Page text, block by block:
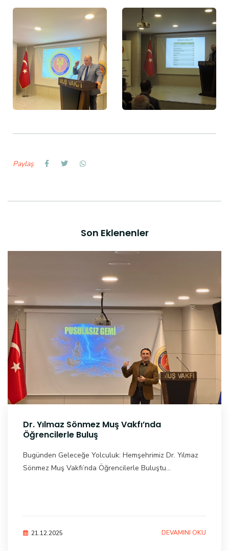
Paylaş
Son Eklenenler
Dr. Yılmaz Sönmez Muş Vakfı’nda
Öğrencilerle Buluş
Bugünden Geleceğe Yolculuk: Hemşehrimiz Dr. Yılmaz
Sönmez Muş Vakfı’nda Öğrencilerle Buluştu...
21.12.2025 DEVAMINI OKU